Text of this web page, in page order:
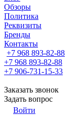
Обзоры
Политика
Реквизиты
Бренды
Контакты
+7 968 893-82-88
+7 968 893-82-88
+7 906-731-15-33
Заказать звонок
Задать вопрос
Войти